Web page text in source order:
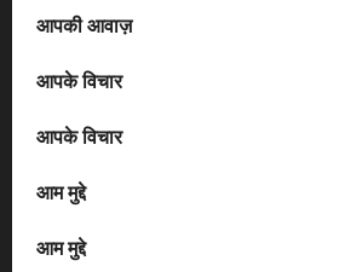
आपकी आवाज़
आपके विचार
आपके विचार
आम मुद्दे
आम मुद्दे